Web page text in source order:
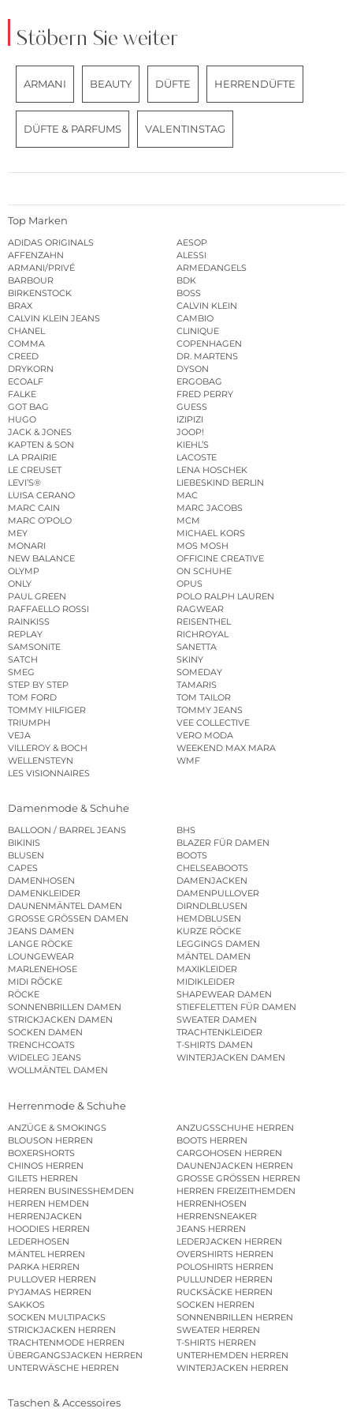
Stöbern Sie weiter
ARMANI BEAUTY DÜFTE HERRENDÜFTE
DÜFTE & PARFUMS VALENTINSTAG
Top Marken
ADIDAS ORIGINALS
AESOP
AFFENZAHN
ALESSI
ARMANI/PRIVÉ
ARMEDANGELS
BARBOUR
BDK
BIRKENSTOCK
BOSS
BRAX
CALVIN KLEIN
CALVIN KLEIN JEANS
CAMBIO
CHANEL
CLINIQUE
COMMA
COPENHAGEN
CREED
DR. MARTENS
DRYKORN
DYSON
ECOALF
ERGOBAG
FALKE
FRED PERRY
GOT BAG
GUESS
HUGO
IZIPIZI
JACK & JONES
JOOP!
KAPTEN & SON
KIEHL’S
LA PRAIRIE
LACOSTE
LE CREUSET
LENA HOSCHEK
LEVI’S®
LIEBESKIND BERLIN
LUISA CERANO
MAC
MARC CAIN
MARC JACOBS
MARC O’POLO
MCM
MEY
MICHAEL KORS
MONARI
MOS MOSH
NEW BALANCE
OFFICINE CREATIVE
OLYMP
ON SCHUHE
ONLY
OPUS
PAUL GREEN
POLO RALPH LAUREN
RAFFAELLO ROSSI
RAGWEAR
RAINKISS
REISENTHEL
REPLAY
RICHROYAL
SAMSONITE
SANETTA
SATCH
SKINY
SMEG
SOMEDAY
STEP BY STEP
TAMARIS
TOM FORD
TOM TAILOR
TOMMY HILFIGER
TOMMY JEANS
TRIUMPH
VEE COLLECTIVE
VEJA
VERO MODA
VILLEROY & BOCH
WEEKEND MAX MARA
WELLENSTEYN
WMF
LES VISIONNAIRES
Damenmode & Schuhe
BALLOON / BARREL JEANS
BHS
BIKINIS
BLAZER FÜR DAMEN
BLUSEN
BOOTS
CAPES
CHELSEABOOTS
DAMENHOSEN
DAMENJACKEN
DAMENKLEIDER
DAMENPULLOVER
DAUNENMÄNTEL DAMEN
DIRNDLBLUSEN
GROSSE GRÖSSEN DAMEN
HEMDBLUSEN
JEANS DAMEN
KURZE RÖCKE
LANGE RÖCKE
LEGGINGS DAMEN
LOUNGEWEAR
MÄNTEL DAMEN
MARLENEHOSE
MAXIKLEIDER
MIDI RÖCKE
MIDIKLEIDER
RÖCKE
SHAPEWEAR DAMEN
SONNENBRILLEN DAMEN
STIEFELETTEN FÜR DAMEN
STRICKJACKEN DAMEN
SWEATER DAMEN
SOCKEN DAMEN
TRACHTENKLEIDER
TRENCHCOATS
T-SHIRTS DAMEN
WIDELEG JEANS
WINTERJACKEN DAMEN
WOLLMÄNTEL DAMEN
Herrenmode & Schuhe
ANZÜGE & SMOKINGS
ANZUGSSCHUHE HERREN
BLOUSON HERREN
BOOTS HERREN
BOXERSHORTS
CARGOHOSEN HERREN
CHINOS HERREN
DAUNENJACKEN HERREN
GILETS HERREN
GROSSE GRÖSSEN HERREN
HERREN BUSINESSHEMDEN
HERREN FREIZEITHEMDEN
HERREN HEMDEN
HERRENHOSEN
HERRENJACKEN
HERRENSNEAKER
HOODIES HERREN
JEANS HERREN
LEDERHOSEN
LEDERJACKEN HERREN
MÄNTEL HERREN
OVERSHIRTS HERREN
PARKA HERREN
POLOSHIRTS HERREN
PULLOVER HERREN
PULLUNDER HERREN
PYJAMAS HERREN
RUCKSÄCKE HERREN
SAKKOS
SOCKEN HERREN
SOCKEN MULTIPACKS
SONNENBRILLEN HERREN
STRICKJACKEN HERREN
SWEATER HERREN
TRACHTENMODE HERREN
T-SHIRTS HERREN
ÜBERGANGSJACKEN HERREN
UNTERHEMDEN HERREN
UNTERWÄSCHE HERREN
WINTERJACKEN HERREN
Taschen & Accessoires